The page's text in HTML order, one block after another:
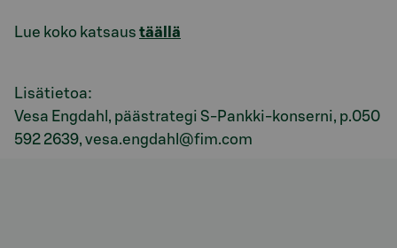
Lue koko katsaus täällä
Lisätietoa:
Vesa Engdahl, päästrategi S-Pankki-konserni, p.050
592 2639, vesa.engdahl@fim.com